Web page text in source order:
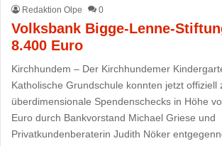
Redaktion Olpe 0
Volksbank Bigge-Lenne-
8.400 Euro
Kirchhundem – Der Kirchhundemer
Katholische Grundschule konnten jetzt offiziell
überdimensionale Spendenschecks in Höhe
Euro durch Bankvorstand Michael Griese und
Privatkundenberaterin Judith Nöker